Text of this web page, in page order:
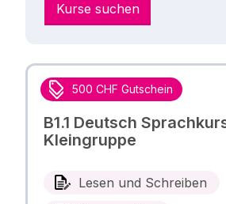
Kurse suchen
500 CHF Gutschein
B1.1 Deutsch
Kleingruppe
Lesen und Schreiben